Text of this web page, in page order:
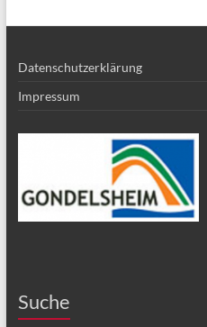
Datenschutzerklärung
Impressum
Suche